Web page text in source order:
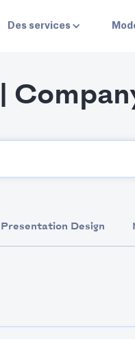
Des services
Presentation Design